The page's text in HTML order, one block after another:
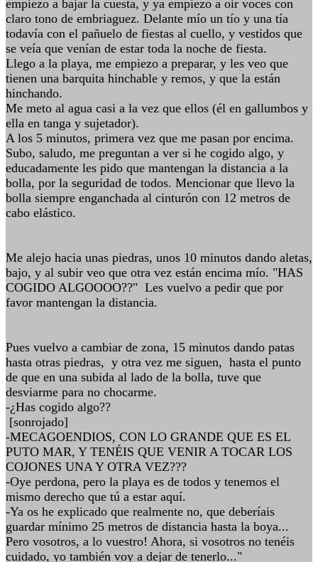
empiezo a bajar la cuesta, y ya empiezo a oir voces con
claro tono de embriaguez. Delante mío un tío y una tía
todavía con el pañuelo de fiestas al cuello, y vestidos que
se veía que venían de estar toda la noche de fiesta.
Llego a la playa, me empiezo a preparar, y les veo que
tienen una barquita hinchable y remos, y que la están
hinchando.
Me meto al agua casi a la vez que ellos (él en gallumbos y
ella en tanga y sujetador).
A los 5 minutos, primera vez que me pasan por encima.
Subo, saludo, me preguntan a ver si he cogido algo, y
educadamente les pido que mantengan la distancia a la
bolla, por la seguridad de todos. Mencionar que llevo la
bolla siempre enganchada al cinturón con 12 metros de
cabo elástico.
Me alejo hacia unas piedras, unos 10 minutos dando aletas,
bajo, y al subir veo que otra vez están encima mío. "HAS
COGIDO ALGOOOO??" Les vuelvo a pedir que por
favor mantengan la distancia.
Pues vuelvo a cambiar de zona, 15 minutos dando patas
hasta otras piedras, y otra vez me siguen, hasta el punto
de que en una subida al lado de la bolla, tuve que
desviarme para no chocarme.
-¿Has cogido algo??
[sonrojado]
-MECAGOENDIOS, CON LO GRANDE QUE ES EL
PUTO MAR, Y TENÉIS QUE VENIR A TOCAR LOS
COJONES UNA Y OTRA VEZ???
-Oye perdona, pero la playa es de todos y tenemos el
mismo derecho que tú a estar aquí.
-Ya os he explicado que realmente no, que deberíais
guardar mínimo 25 metros de distancia hasta la boya...
Pero vosotros, a lo vuestro! Ahora, si vosotros no tenéis
cuidado, yo también voy a dejar de tenerlo..."